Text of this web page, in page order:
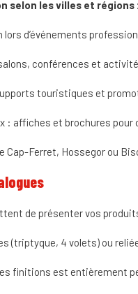
selon les villes et régions :
d’événements
conférences et
touristiques et
: affiches et brochures
Cap-Ferret, Hossegor ou
de présenter vos
(triptyque, 4 volets) ou
finitions est entièrement